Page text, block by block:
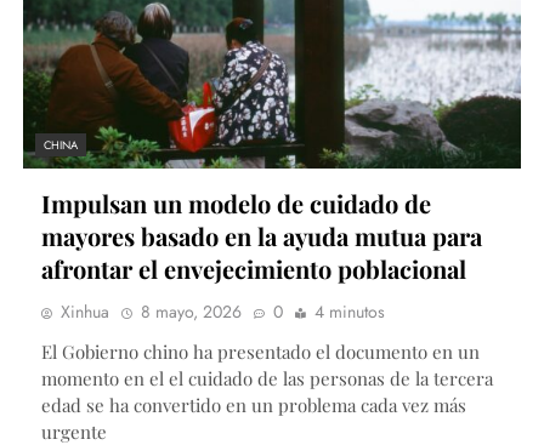
CHINA
Impulsan un modelo de cuidado de
mayores basado en la ayuda mutua para
afrontar el envejecimiento poblacional
Xinhua 8 mayo, 2026 0
4 minutos
El Gobierno chino ha presentado el documento en un
momento en el el cuidado de las personas de la tercera
edad se ha convertido en un problema cada vez más
urgente